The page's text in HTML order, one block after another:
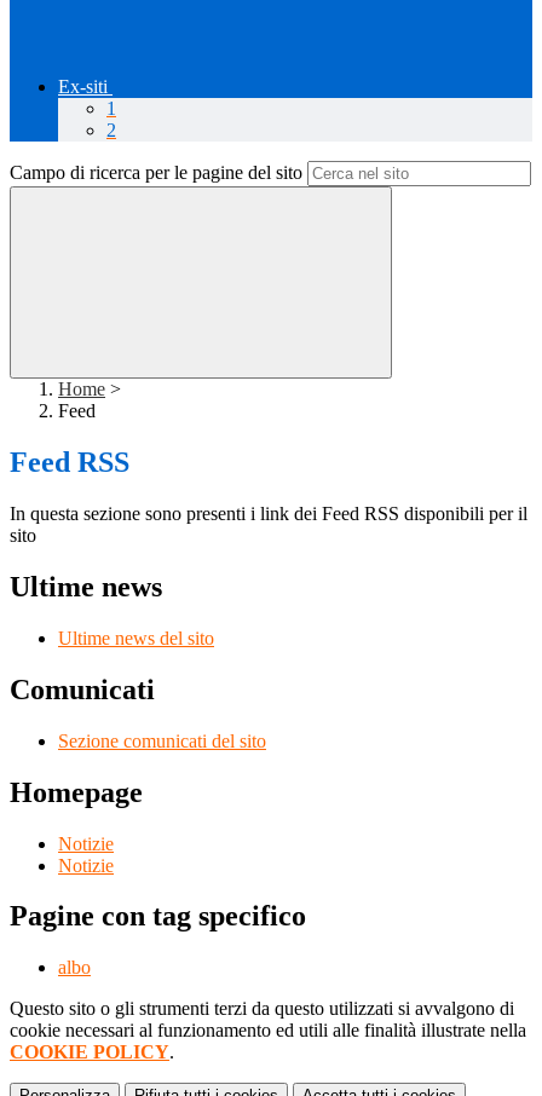
Ex-siti
1
2
Campo di ricerca per le pagine del sito
Home >
Feed
Feed RSS
In questa sezione sono presenti i link dei Feed RSS disponibili per il
sito
Ultime news
Ultime news del sito
Comunicati
Sezione comunicati del sito
Homepage
Notizie
Notizie
Pagine con tag specifico
albo
Questo sito o gli strumenti terzi da questo utilizzati si avvalgono di
cookie necessari al funzionamento ed utili alle finalità illustrate nella
COOKIE POLICY.